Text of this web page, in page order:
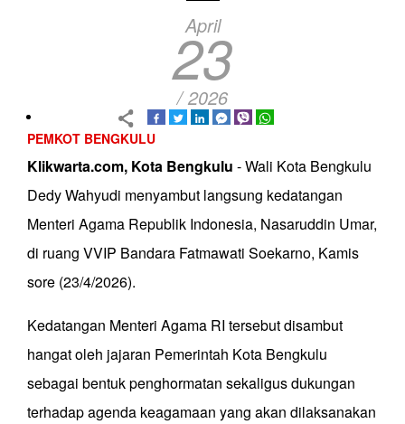
April
23
/ 2026
PEMKOT BENGKULU
Klikwarta.com, Kota Bengkulu - Wali Kota Bengkulu
Dedy Wahyudi menyambut langsung kedatangan
Menteri Agama Republik Indonesia, Nasaruddin Umar,
di ruang VVIP Bandara Fatmawati Soekarno, Kamis
sore (23/4/2026).
Kedatangan Menteri Agama RI tersebut disambut
hangat oleh jajaran Pemerintah Kota Bengkulu
sebagai bentuk penghormatan sekaligus dukungan
terhadap agenda keagamaan yang akan dilaksanakan